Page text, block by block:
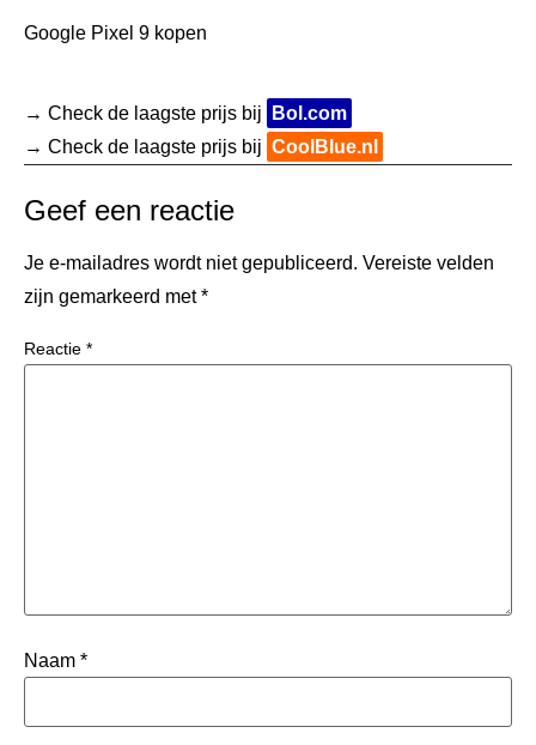
Google Pixel 9 kopen
→ Check de laagste prijs bij
Bol.com
→ Check de laagste prijs bij CoolBlue.nl
Geef een reactie
Je e-mailadres wordt niet gepubliceerd. Vereiste velden
zijn gemarkeerd met*
Reactie *
Naam *